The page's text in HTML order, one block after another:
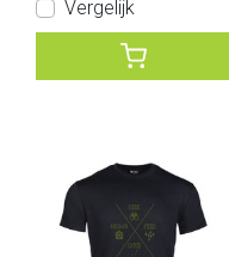
Vergelijk